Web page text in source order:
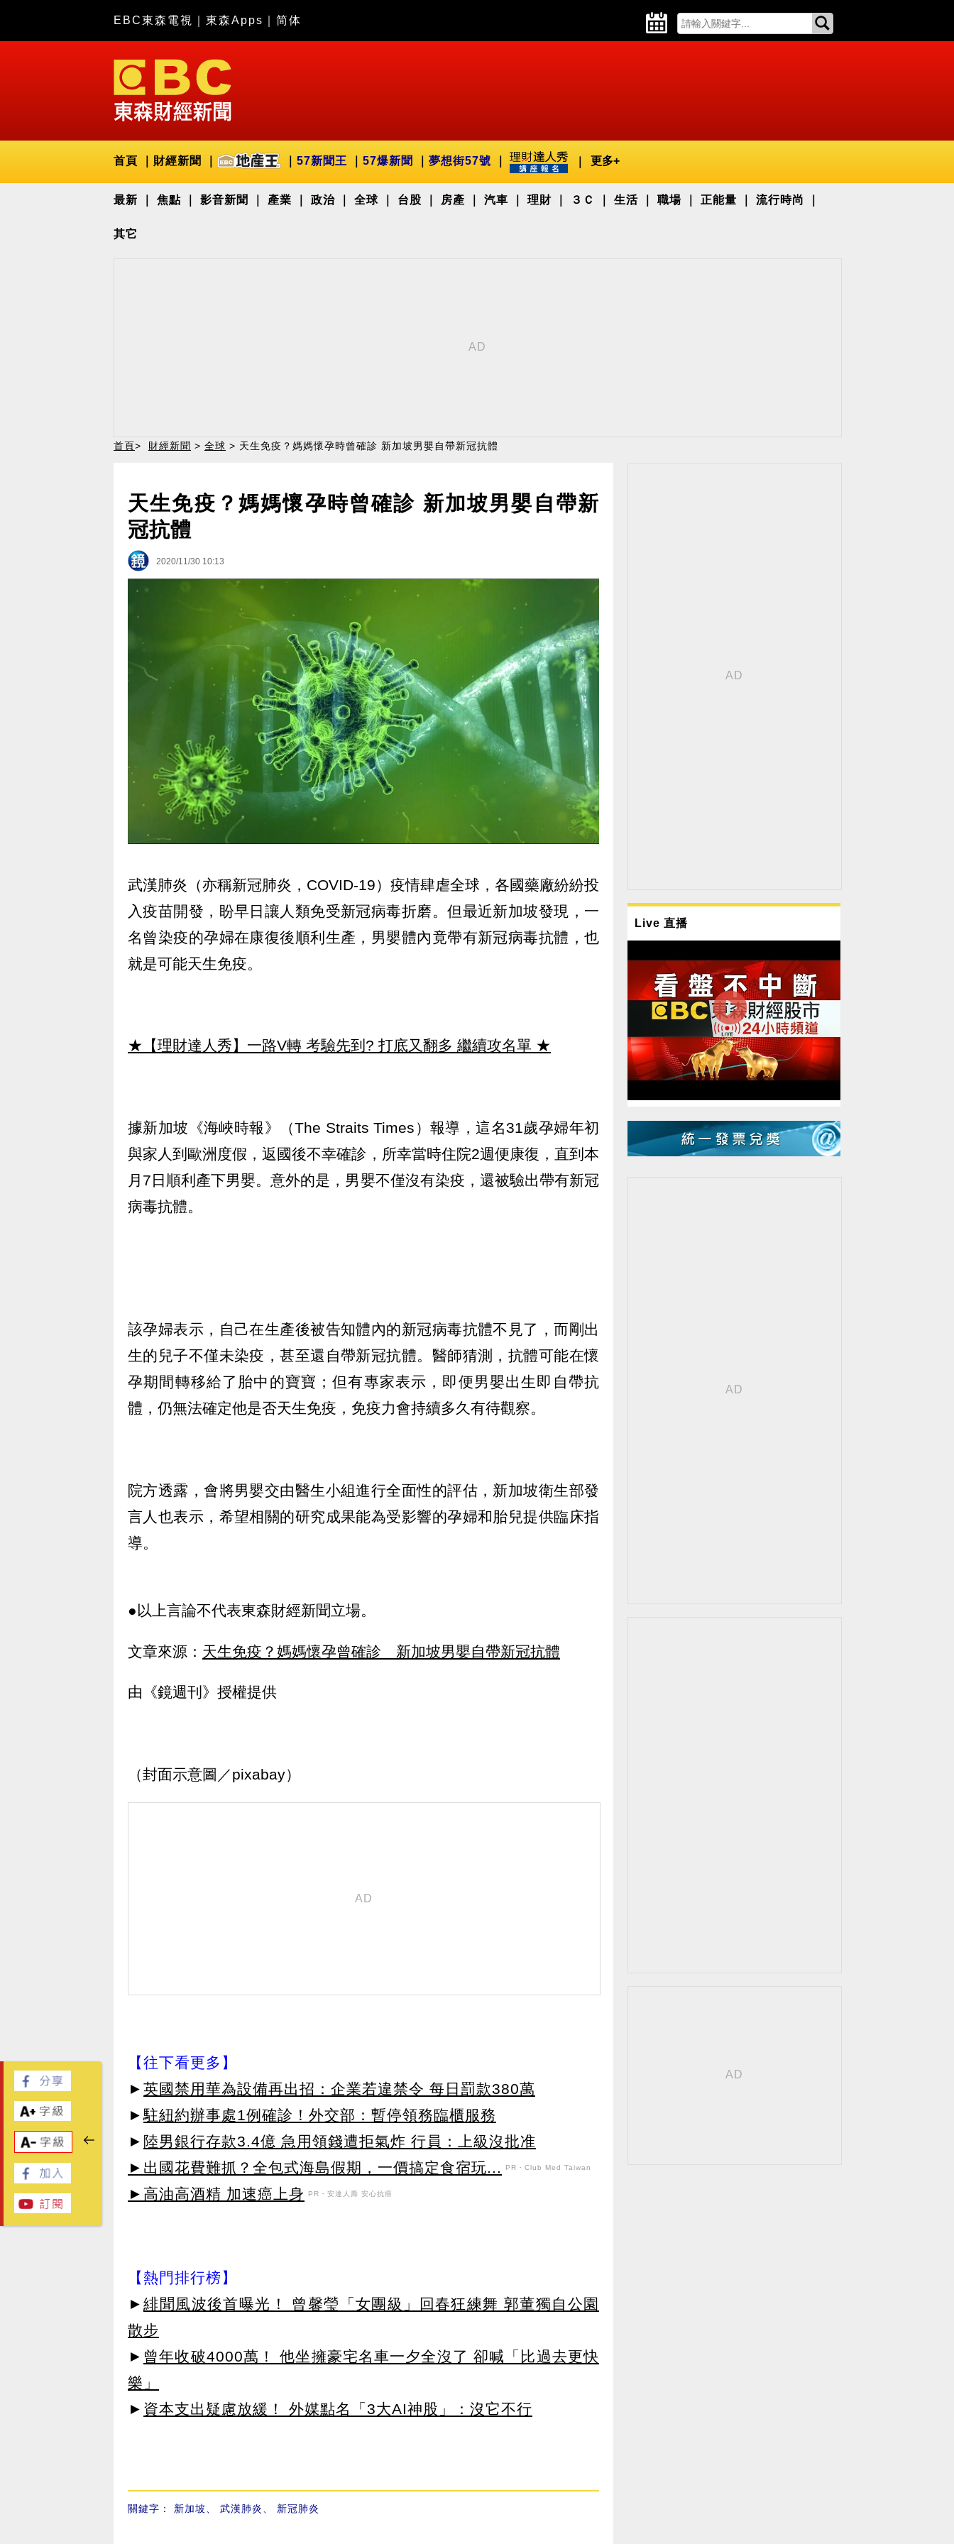
EBC東森電視 東森Apps 简体
首頁 財經新聞 57新聞王 57爆新聞 夢想街57號 更多+
最新 焦點 影音新聞 產業 政治 全球 台股 房產 汽車 理財 ３Ｃ 生活 職場 正能量 流行時尚
其它
首頁> 財經新聞 > 全球 > 天生免疫？媽媽懷孕時曾確診 新加坡男嬰自帶新冠抗體
天生免疫？媽媽懷孕時曾確診 新加坡男嬰自帶新
冠抗體
2020/11/30 10:13
武漢肺炎（亦稱新冠肺炎，COVID-19）疫情肆虐全球，各國藥廠紛紛投
入疫苗開發，盼早日讓人類免受新冠病毒折磨。但最近新加坡發現，一
名曾染疫的孕婦在康復後順利生產，男嬰體內竟帶有新冠病毒抗體，也
就是可能天生免疫。
★【理財達人秀】一路V轉 考驗先到? 打底又翻多 繼續攻名單 ★
據新加坡《海峽時報》（The Straits Times）報導，這名31歲孕婦年初
與家人到歐洲度假，返國後不幸確診，所幸當時住院2週便康復，直到本
月7日順利產下男嬰。意外的是，男嬰不僅沒有染疫，還被驗出帶有新冠
病毒抗體。
該孕婦表示，自己在生產後被告知體內的新冠病毒抗體不見了，而剛出
生的兒子不僅未染疫，甚至還自帶新冠抗體。醫師猜測，抗體可能在懷
孕期間轉移給了胎中的寶寶；但有專家表示，即便男嬰出生即自帶抗
體，仍無法確定他是否天生免疫，免疫力會持續多久有待觀察。
院方透露，會將男嬰交由醫生小組進行全面性的評估，新加坡衛生部發
言人也表示，希望相關的研究成果能為受影響的孕婦和胎兒提供臨床指
導。
●以上言論不代表東森財經新聞立場。
文章來源： 天生免疫？媽媽懷孕曾確診 新加坡男嬰自帶新冠抗體
由《鏡週刊》授權提供
（封面示意圖／pixabay）
【往下看更多】
► 英國禁用華為設備再出招：企業若違禁令 每日罰款380萬
►駐紐約辦事處1例確診！外交部：暫停領務臨櫃服務
► 陸男銀行存款3.4億 急用領錢遭拒氣炸 行員：上級沒批准
►出國花費難抓？全包式海島假期，一價搞定食宿玩...
PR・Club Med Taiwan
►高油高酒精 加速癌上身 PR・安達人壽 安心抗癌
【熱門排行榜】
► 緋聞風波後首曝光！ 曾馨瑩「女團級」回春狂練舞 郭董獨自公園
散步
► 曾年收破4000萬！ 他坐擁豪宅名車一夕全沒了 卻喊「比過去更快
樂」
► 資本支出疑慮放緩！ 外媒點名「3大AI神股」：沒它不行
關鍵字： 新加坡 武漢肺炎 新冠肺炎
Live 直播